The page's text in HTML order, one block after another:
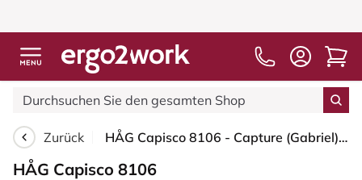
Zurück HÅG Capisco 8106 - Capture (Gabriel) - Wolle / Polyamid - CPT6001 - Dark blue - Blush Rose - 200 mm (Sitzhöhe 46-64cm) - Weiche Rollen für harte Böden
HÅG Capisco 8106